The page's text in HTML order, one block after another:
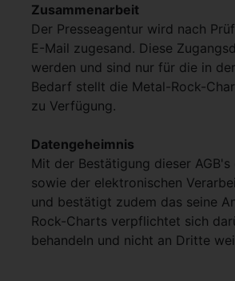
Zusammenarbeit
Der Presseagentur wird nach
E-Mail zugesand. Diese
werden und sind nur für die in
Bedarf stellt die Metal-Rock-
zu Verfügung.
Datengeheimnis
Mit der Bestätigung dieser
sowie der elektronischen
und bestätigt zudem das seine
Rock-Charts verpflichtet sich
behandeln und nicht an Dritte